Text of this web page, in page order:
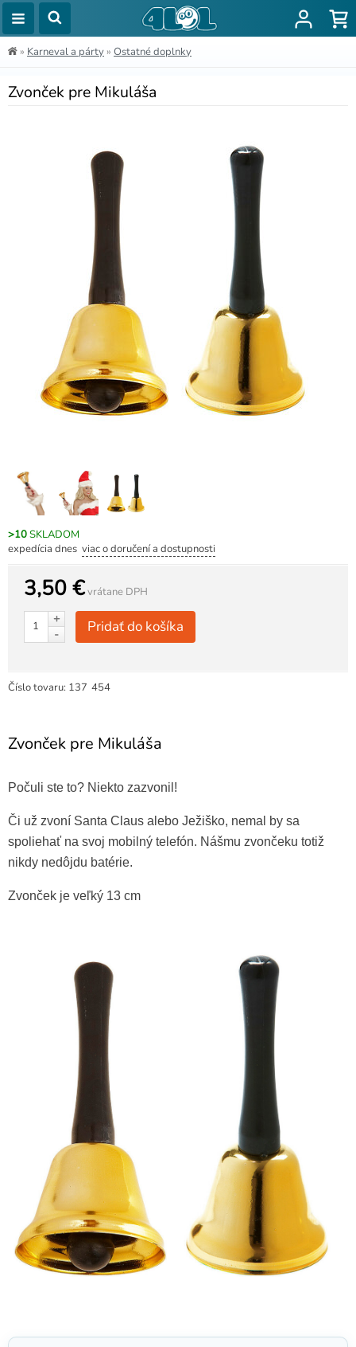
» Karneval a párty » Ostatné doplnky
Zvonček pre Mikuláša
>10SKLADOM
expedícia dnes viac o doručení a dostupnosti
3,50 €vrátane DPH
+
-
Pridať do košíka
Číslo tovaru: 137 454
Zvonček pre Mikuláša
Počuli ste to? Niekto zazvonil!
Či už zvoní Santa Claus alebo Ježiško, nemal by sa
spoliehať na svoj mobilný telefón. Nášmu zvončeku totiž
nikdy nedôjdu batérie.
Zvonček je veľký 13 cm